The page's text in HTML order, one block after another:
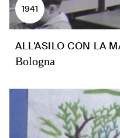
1941
ALL’ASILO CON LA
Bologna